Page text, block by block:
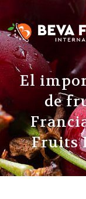
El
de
Fruits